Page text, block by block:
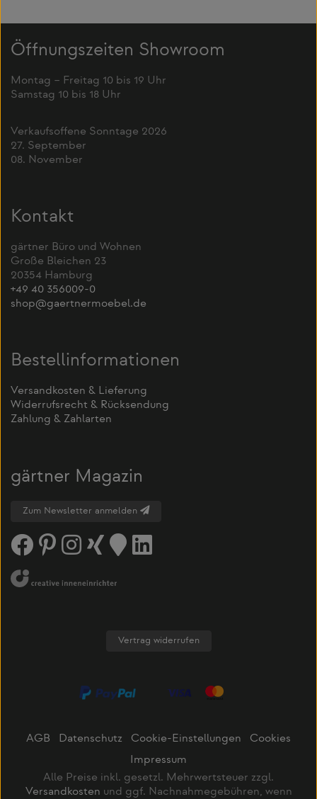
Öffnungszeiten Showroom
Montag – Freitag 10 bis 19 Uhr
Samstag 10 bis 18 Uhr
Verkaufsoffene Sonntage 2026
27. September
08. November
Kontakt
gärtner Büro und Wohnen
Große Bleichen 23
20354 Hamburg
+49 40 356009-0
shop@gaertnermoebel.de
Bestellinformationen
Versandkosten & Lieferung
Widerrufsrecht & Rücksendung
Zahlung & Zahlarten
gärtner Magazin
Zum Newsletter anmelden
Vertrag widerrufen
AGB Datenschutz Cookie-Einstellungen
Cookies
Impressum
Alle Preise inkl. gesetzl. Mehrwertsteuer zzgl.
Versandkosten und ggf. Nachnahmegebühren, wenn